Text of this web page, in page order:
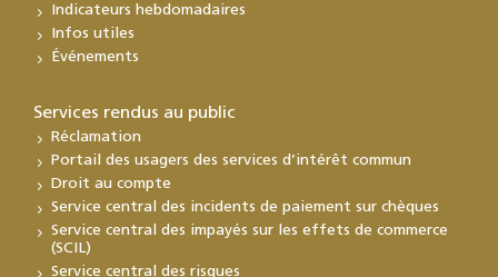
Indicateurs hebdomadaires
Infos utiles
Événements
Services rendus au public
Réclamation
Portail des usagers des services d’intérêt commun
Droit au compte
Service central des incidents de paiement sur chèques
Service central des impayés sur les effets de commerce
(SCIL)
Service central des risques